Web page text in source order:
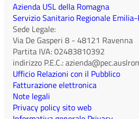
Azienda USL della Romagna
Servizio Sanitario Regionale
Sede Legale:
Via De Gasperi 8 - 48121 Ravenna
Partita IVA:02483810392
indirizzo P.E.C.:
Ufficio Relazioni con il Pubblico
Fatturazione elettronica
Note legali
Privacy policy sito web